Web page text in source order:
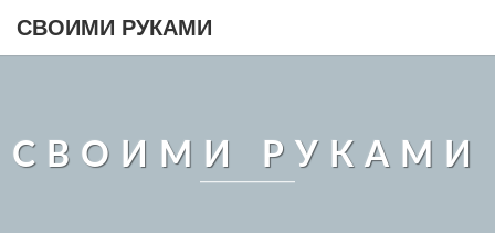
СВОИМИ РУКАМИ
СВОИМИ РУКАМИ